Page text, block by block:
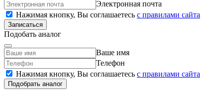
Электронная почта
Нажимая кнопку, Вы соглашаетесь c правилами сайта
Записаться
Подобать аналог
Ваше имя
Телефон
Нажимая кнопку, Вы соглашаетесь c правилами сайта
Подобрать аналог